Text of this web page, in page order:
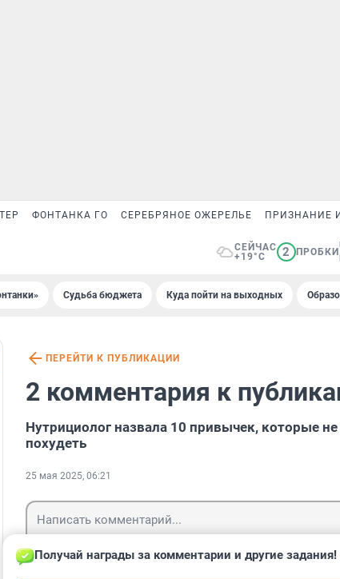
ФОНТАНКА ГО СЕРЕБРЯНОЕ ОЖЕРЕЛЬЕ ПРИЗНАНИЕ
СЕЙЧАС
+19°C
2 ПРОБКИ
Судьба бюджета Куда пойти на выходных
ПЕРЕЙТИ К ПУБЛИКАЦИИ
2 комментария к
Нутрициолог назвала 10 привычек, которые
похудеть
25 мая 2025, 06:21
Получай награды за комментарии и другие задания!